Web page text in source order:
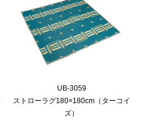
UB-3059
ストローラグ180×180cm（ターコイ
ズ）